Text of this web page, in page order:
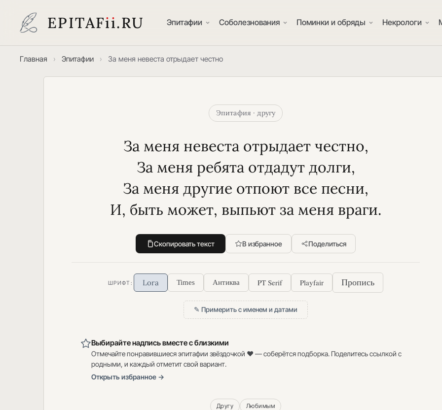
EPITAFii.RU Эпитафии Соболезнования Поминки и обряды Некрологи
Главная › Эпитафии › За меня невеста отрыдает честно
Эпитафия · другу
За меня невеста отрыдает честно,
За меня ребята отдадут долги,
За меня другие отпоют все песни,
И, быть может, выпьют за меня враги.
Скопировать текст В избранное Поделиться
ШРИФТ: Lora Times Антиква PT Serif Playfair Пропись
✎ Примерить с именем и датами
Выбирайте надпись вместе с близкими
Отмечайте понравившиеся эпитафии звёздочкой ♥ — соберётся подборка. Поделитесь ссылкой с
родными, и каждый отметит свой вариант.
Открыть избранное →
Другу Любимым